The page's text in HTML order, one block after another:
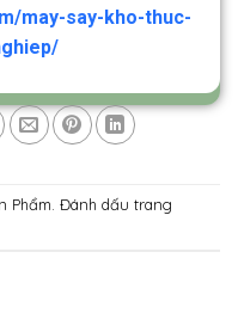
may-say-kho-thuc-
Phẩm . Đánh dấu trang